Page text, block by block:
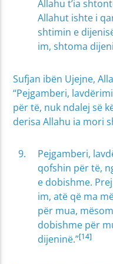
Allahu t’ia
Allahut ishte i
shtimin e
im, shtoma
Sufjan ibën Ujejne,
“Pejgamberi,
për të, nuk ndalej së
derisa Allahu ia mori
Pejgamberi,
qofshin për të,
e dobishme.
im, atë që ma
për mua,
dobishme për
dijeninë.”[14]